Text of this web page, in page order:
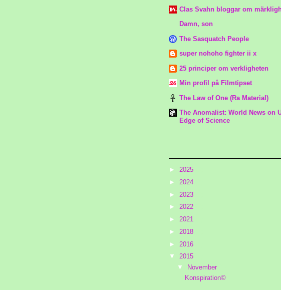
Clas Svahn bloggar om
Damn, son
The Sasquatch People
super nohoho fighter ii x
25 principer om verkligheten
Min profil på Filmtipset
The Law of One (Ra Material)
The Anomalist: World News on
Edge of Science
► 2025
► 2024
► 2023
► 2022
► 2021
► 2018
► 2016
▼ 2015
▼
November
Konspiration©